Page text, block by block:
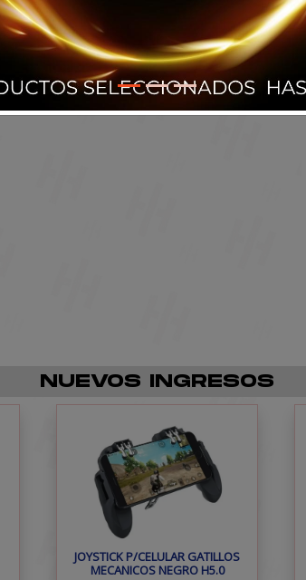
NUEVOS INGRESOS
JOYSTICK P/CELULAR GATILLOS
MECANICOS NEGRO H5.0